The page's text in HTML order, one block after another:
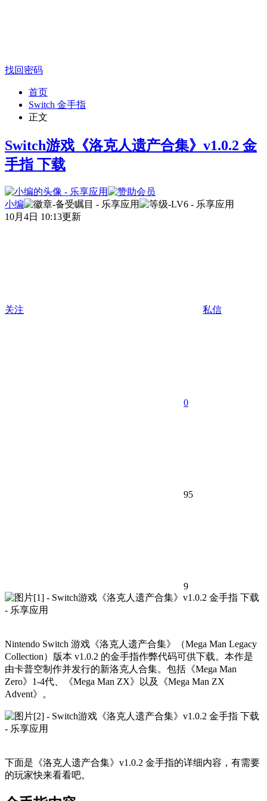
找回密码
首页
Switch 金手指
正文
Switch游戏《洛克人遗产合集》v1.0.2 金
手指 下载
小编
10月4日 10:13更新
关注 私信
0
95
9
Nintendo Switch 游戏《洛克人遗产合集》（Mega Man Legacy
Collection）版本 v1.0.2 的金手指作弊代码可供下载。本作是
由卡普空制作并发行的新洛克人合集。包括《Mega Man
Zero》1-4代、《Mega Man ZX》以及《Mega Man ZX
Advent》。
下面是《洛克人遗产合集》v1.0.2 金手指的详细内容，有需要
的玩家快来看看吧。